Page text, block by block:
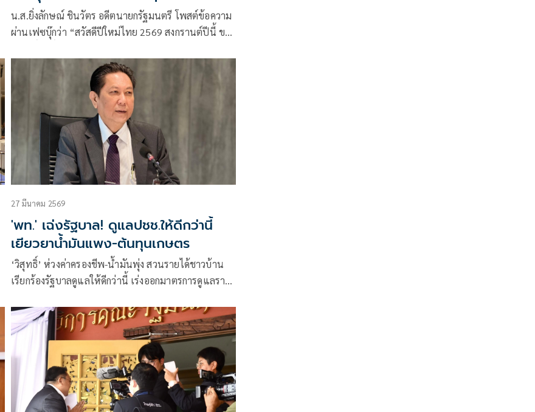
น.ส.ยิ่งลักษณ์ ชินวัตร อดีตนายกรัฐมนตรี โพสต์ข้อความ
ผ่านเฟซบุ๊กว่า “สวัสดีปีใหม่ไทย 2569 สงกรานต์ปีนี้ ขอ
ไทย มีความสุข ความเจริญ
27 มีนาคม 2569
'พท.' เฉ่งรัฐบาล! ดูแลปชช.ให้ดีกว่านี้
เยียวยาน้ำมันแพง-ต้นทุนเกษตร
‘วิสุทธิ์’ ห่วงค่าครองชีพ-น้ำมันพุ่ง สวนรายได้ชาวบ้าน
เรียกร้องรัฐบาลดูแลให้ดีกว่านี้ เร่งออกมาตรการดูแลราคา